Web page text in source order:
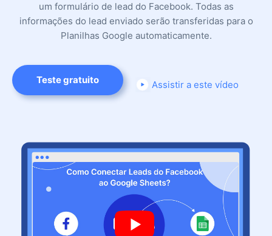
um formulário de lead do Facebook. Todas as
informações do lead enviado serão transferidas para o
Planilhas Google automaticamente.
Teste gratuito Assistir a este vídeo